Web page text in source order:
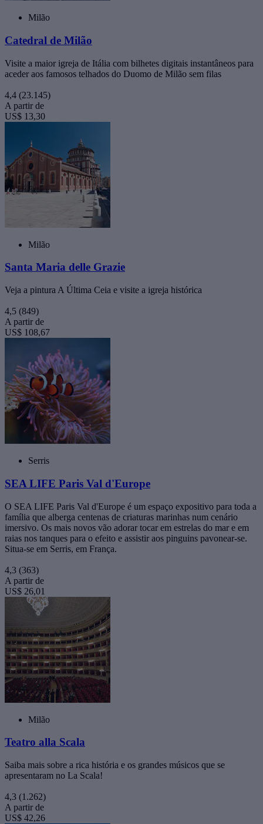
Milão
Catedral de Milão
Visite a maior igreja de Itália com bilhetes digitais instantâneos para
aceder aos famosos telhados do Duomo de Milão sem filas
4,4 (23.145)
A partir de
US$ 13,30
Milão
Santa Maria delle Grazie
Veja a pintura A Última Ceia e visite a igreja histórica
4,5 (849)
A partir de
US$ 108,67
Serris
SEA LIFE Paris Val d'Europe
O SEA LIFE Paris Val d'Europe é um espaço expositivo para toda a
família que alberga centenas de criaturas marinhas num cenário
imersivo. Os mais novos vão adorar tocar em estrelas do mar e em
raias nos tanques para o efeito e assistir aos pinguins pavonear-se.
Situa-se em Serris, em França.
4,3 (363)
A partir de
US$ 26,01
Milão
Teatro alla Scala
Saiba mais sobre a rica história e os grandes músicos que se
apresentaram no La Scala!
4,3 (1.262)
A partir de
US$ 42,26